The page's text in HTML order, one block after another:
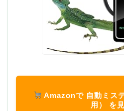
Amazonで 自動ミス
用） を